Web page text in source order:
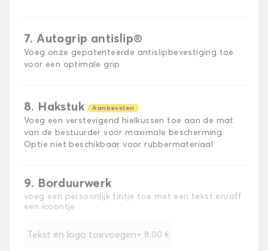
7. Autogrip antislip®
Voeg onze gepatenteerde antislipbevestiging toe
voor een optimale grip
8. Hakstuk Aanbevolen
Voeg een verstevigend hielkussen toe aan de mat
van de bestuurder voor maximale bescherming.
Optie niet beschikbaar voor rubbermateriaal
9. Borduurwerk
voeg een persoonlijk tintje toe met een tekst en/off
een icoontje
Tekst en logo toevoegen+ 8,00 €